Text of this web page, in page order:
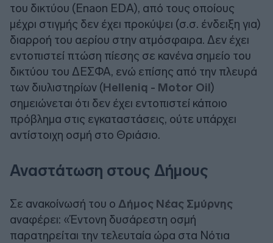
του δικτύου (Enaon EDA), από τους οποίους
μέχρι στιγμής δεν έχει προκύψει (σ.σ. ένδειξη για)
διαρροή του αερίου στην ατμόσφαιρα. Δεν έχει
εντοπιστεί πτώση πίεσης σε κανένα σημείο του
δικτύου του ΔΕΣΦΑ, ενώ επίσης από την πλευρά
των διυλιστηρίων (Helleniq - Motor Oil)
σημειώνεται ότι δεν έχει εντοπιστεί κάποιο
πρόβλημα στις εγκαταστάσεις, ούτε υπάρχει
αντίστοιχη οσμή στο Θριάσιο.
Αναστάτωση στους Δήμους
Σε ανακοίνωσή του ο Δήμος Νέας Σμύρνης
αναφέρει: «Έντονη δυσάρεστη οσμή
παρατηρείται την τελευταία ώρα στα Νότια